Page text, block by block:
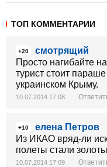
ТОП КОММЕНТАРИИ
+20
смотрящий
Просто нагибайте
турист стоит
украинском Крыму.
10.07.2014 17:08
+10
елена Петров
Из ИКАО вряд-ли
полеты стали
10.07.2014 17:09